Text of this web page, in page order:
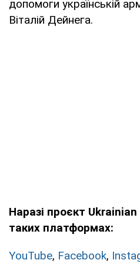
допомоги українській
Віталій Дейнега.
Наразі проєкт
таких платформах:
YouTube, Facebook,